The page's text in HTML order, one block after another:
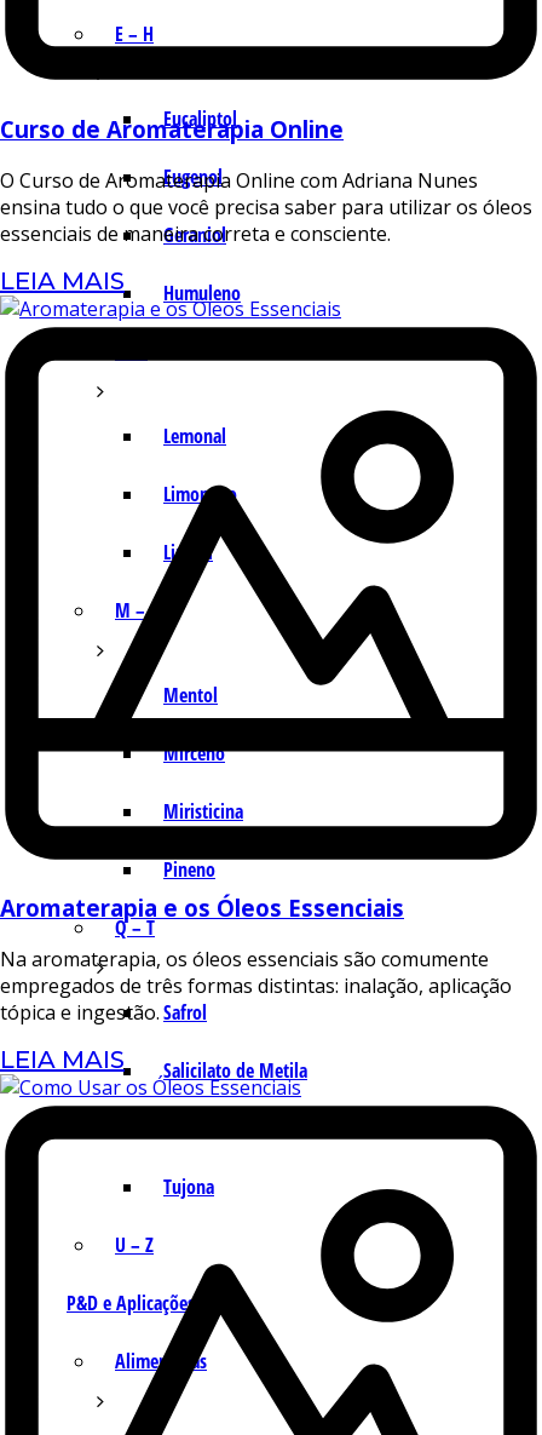
E – H
Eucaliptol
Eugenol
Geraniol
Humuleno
Lemonal
Limoneno
Linalol
M – P
Mentol
Mirceno
Miristicina
Pineno
Q – T
Safrol
Salicilato de Metila
Tujona
U – Z
P&D e Aplicações
Alimentícias
Curso de Aromaterapia Online
O Curso de Aromaterapia Online com Adriana Nunes
ensina tudo o que você precisa saber para utilizar os óleos
essenciais de maneira correta e consciente.
LEIA MAIS
Aromaterapia e os Óleos Essenciais
Na aromaterapia, os óleos essenciais são comumente
empregados de três formas distintas: inalação, aplicação
tópica e ingestão.
LEIA MAIS